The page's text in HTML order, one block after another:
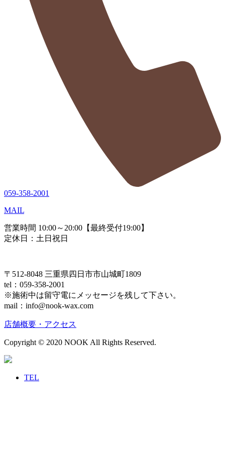
059-358-2001
MAIL
営業時間 10:00～20:00 【最終受付19:00】
定休日：土日祝日
〒512-8048 三重県四日市市山城町1809
tel：059-358-2001
※施術中は留守電にメッセージを残して下さい。
mail：info@nook-wax.com
店舗概要・アクセス
Copyright © 2020 NOOK All Rights Reserved.
TEL